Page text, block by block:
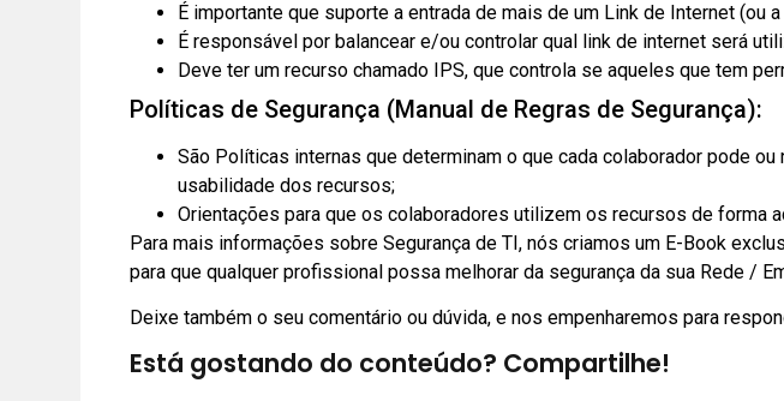
É importante que suporte a entrada de mais de um Link de Internet (ou
É responsável por balancear e/ou controlar qual link de internet será
Deve ter um recurso chamado IPS, que controla se aqueles que tem
Políticas de Segurança (Manual de Regras de Segurança):
São Políticas internas que determinam o que cada colaborador pode
usabilidade dos recursos;
Orientações para que os colaboradores utilizem os recursos de forma
Para mais informações sobre Segurança de TI, nós criamos um E-Book
para que qualquer profissional possa melhorar da segurança da sua Rede /
Deixe também o seu comentário ou dúvida, e nos empenharemos para
Está gostando do conteúdo? Compartilhe!